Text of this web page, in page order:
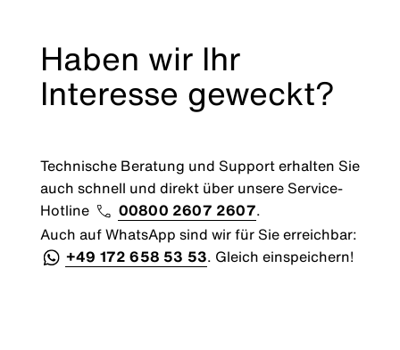
Haben wir Ihr
Interesse geweckt?
Technische Beratung und Support erhalten Sie
auch schnell und direkt über unsere Service-
Hotline
00800 2607 2607.
Auch auf WhatsApp sind wir für Sie erreichbar:
+49 172 658 53 53. Gleich einspeichern!